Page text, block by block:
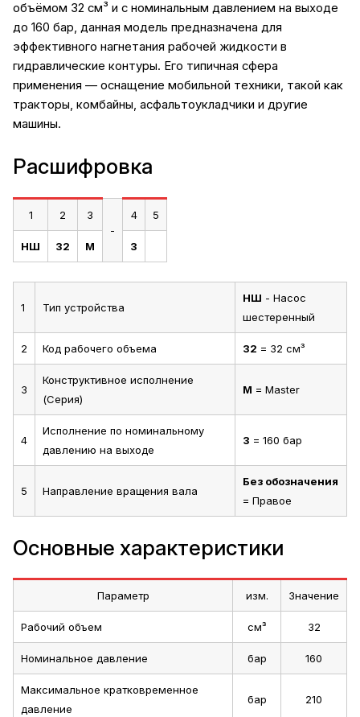
объёмом 32 см³ и с номинальным давлением на выходе
до 160 бар, данная модель предназначена для
эффективного нагнетания рабочей жидкости в
гидравлические контуры. Его типичная сфера
применения — оснащение мобильной техники, такой как
тракторы, комбайны, асфальтоукладчики и другие
машины.
Расшифровка
1 2
3
-
4 5
НШ 32 М 3
1 Тип устройства
НШ - Насос
шестеренный
2 Код рабочего объема 32 = 32 см³
3
Конструктивное исполнение
(Серия)
M = Master
4
Исполнение по номинальному
давлению на выходе
3 = 160 бар
5 Направление вращения вала
Без обозначения
= Правое
Основные характеристики
Параметр изм. Значение
Рабочий объем см³ 32
Номинальное давление бар 160
Максимальное кратковременное
давление
бар 210